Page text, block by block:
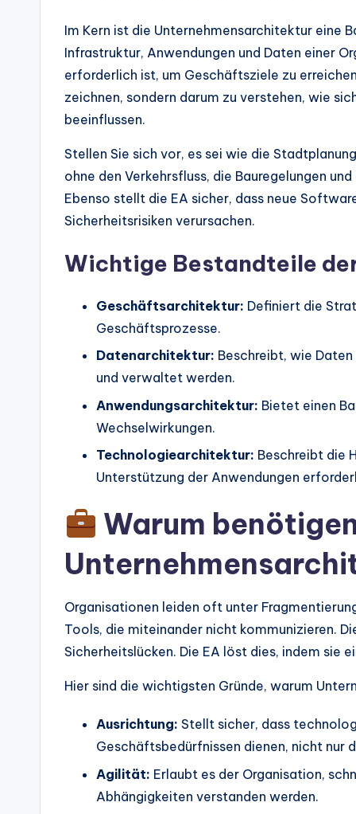
tr
Im Kern ist die Unternehmensarchitektur eine
Infrastruktur, Anwendungen und Daten einer
erforderlich ist, um Geschäftsziele zu
zeichnen, sondern darum zu verstehen, wie
beeinflussen.
Stellen Sie sich vor, es sei wie die
ohne den Verkehrsfluss, die Bauregelungen
Ebenso stellt die EA sicher, dass neue
Sicherheitsrisiken verursachen.
Wichtige Bestandteile
Geschäftsarchitektur: Definiert die
Geschäftsprozesse.
Datenarchitektur: Beschreibt, wie
und verwaltet werden.
Anwendungsarchitektur: Bietet einen
Wechselwirkungen.
Technologiearchitektur: Beschreibt die
Unterstützung der Anwendungen
Warum
Organisationen leiden oft unter
Tools, die miteinander nicht kommunizieren.
Sicherheitslücken. Die EA löst dies, indem sie
Hier sind die wichtigsten Gründe, warum
Ausrichtung: Stellt sicher, dass
Geschäftsbedürfnissen dienen, nicht nur
Agilität: Erlaubt es der Organisation,
Abhängigkeiten verstanden werden.